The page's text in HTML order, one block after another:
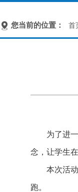
您当前的位置： 首
为了进
念，让学生
本次活
跑。